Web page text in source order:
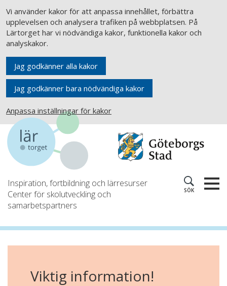
Vi använder kakor för att anpassa innehållet, förbättra
upplevelsen och analysera trafiken på webbplatsen. På
Lärtorget har vi nödvändiga kakor, funktionella kakor och
analyskakor.
Jag godkänner alla kakor
Jag godkänner bara nödvändiga kakor
Anpassa inställningar för kakor
Inspiration, fortbildning och lärresurser
Center för skolutveckling och
samarbetspartners
SÖK
Viktig information!